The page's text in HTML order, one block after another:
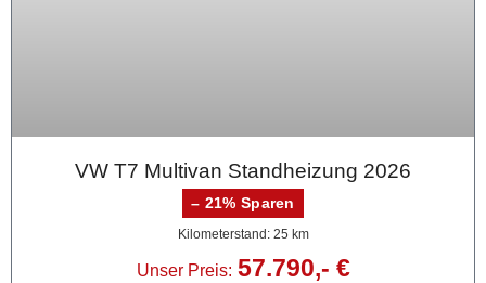
VW T7 Multivan Standheizung 2026
– 21% Sparen
Kilometerstand: 25 km
Unser Preis: 57.790,- €